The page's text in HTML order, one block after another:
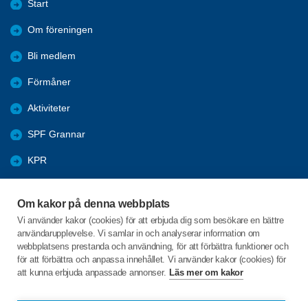
Om kakor på denna webbplats
Vi använder kakor (cookies) för att erbjuda dig som besökare en bättre
användarupplevelse. Vi samlar in och analyserar information om
webbplatsens prestanda och användning, för att förbättra funktioner och
för att förbättra och anpassa innehållet. Vi använder kakor (cookies) för
att kunna erbjuda anpassade annonser. Läs mer om kakor
Start
Om föreningen
Bli medlem
Förmåner
Aktiviteter
SPF Grannar
KPR
Utbildningsmaterial dator och smart-phones
C/o:Gunnel Fabricius